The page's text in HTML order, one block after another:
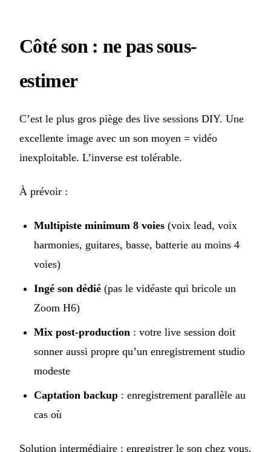
Côté son : ne pas sous-
estimer
C’est le plus gros piège des live sessions DIY. Une
excellente image avec un son moyen = vidéo
inexploitable. L’inverse est tolérable.
À prévoir :
Multipiste minimum 8 voies (voix lead, voix
harmonies, guitares, basse, batterie au moins 4
voies)
Ingé son dédié (pas le vidéaste qui bricole un
Zoom H6)
Mix post-production : votre live session doit
sonner aussi propre qu’un enregistrement studio
modeste
Captation backup : enregistrement parallèle au
cas où
Solution intermédiaire : enregistrer le son chez vous,